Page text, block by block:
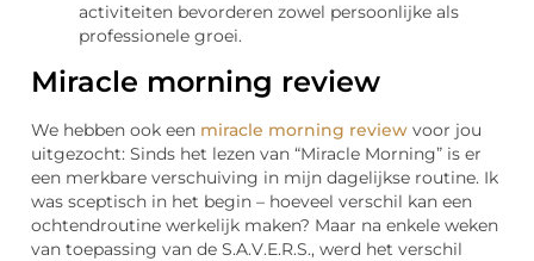
activiteiten bevorderen zowel persoonlijke als
professionele groei.
Miracle morning review
We hebben ook een miracle morning review voor jou
uitgezocht: Sinds het lezen van “Miracle Morning” is er
een merkbare verschuiving in mijn dagelijkse routine. Ik
was sceptisch in het begin – hoeveel verschil kan een
ochtendroutine werkelijk maken? Maar na enkele weken
van toepassing van de S.A.V.E.R.S., werd het verschil